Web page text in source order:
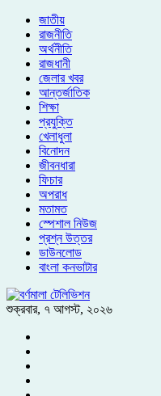
জাতীয়
রাজনীতি
অর্থনীতি
রাজধানী
জেলার খবর
আন্তর্জাতিক
শিক্ষা
প্রযুক্তি
খেলাধুলা
বিনোদন
জীবনধারা
ফিচার
অপরাধ
মতামত
স্পেশাল নিউজ
প্রশ্ন উত্তর
ডাউনলোড
বাংলা কনভাটার
শুক্রবার, ৭ আগস্ট, ২০২৬